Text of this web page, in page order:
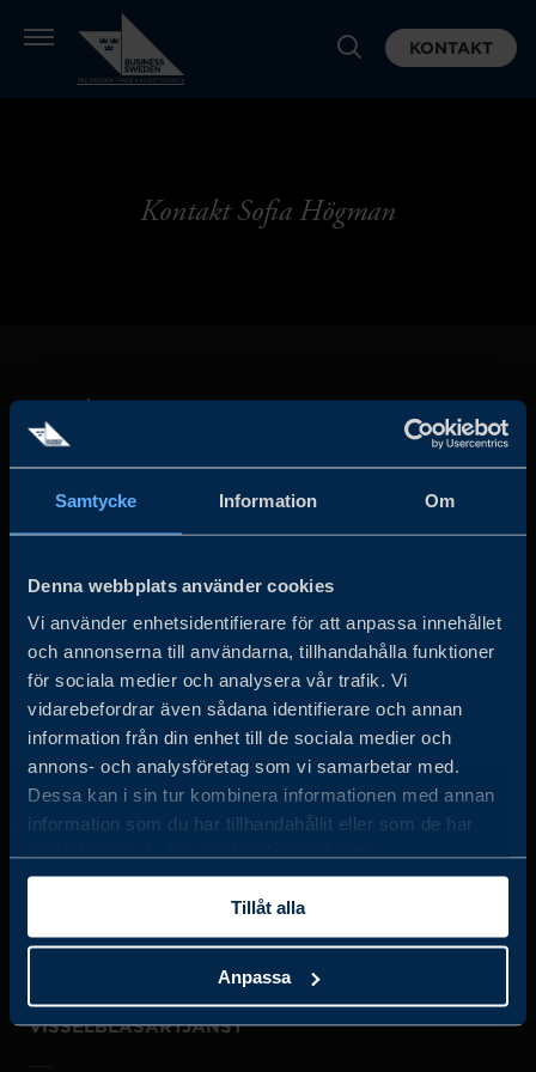
Samtycke Information Om
Denna webbplats använder cookies
Vi använder enhetsidentifierare för att anpassa innehållet
och annonserna till användarna, tillhandahålla funktioner
för sociala medier och analysera vår trafik. Vi
vidarebefordrar även sådana identifierare och annan
information från din enhet till de sociala medier och
annons- och analysföretag som vi samarbetar med.
Dessa kan i sin tur kombinera informationen med annan
information som du har tillhandahållit eller som de har
samlat in när du har använt deras tjänster.
Tillåt alla
Anpassa
KONTAKT
Kontakt Sofia Högman
det privata näringslivet för att hjälpa svenska företag att
öka sin globala försäljning och internationella företag att
investera och expandera i Sverige.
JOBBA HOS OSS
OM OSS
VISSELBLÅSARTJÄNST